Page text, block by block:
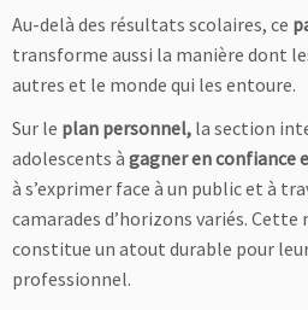
Au-delà des résultats scolaires, ce
transforme aussi la manière dont
autres et le monde qui les entoure.
Sur le plan personnel, la section
adolescents à gagner en confiance
à s’exprimer face à un public et à
camarades d’horizons variés.
constitue un atout durable pour
professionnel.